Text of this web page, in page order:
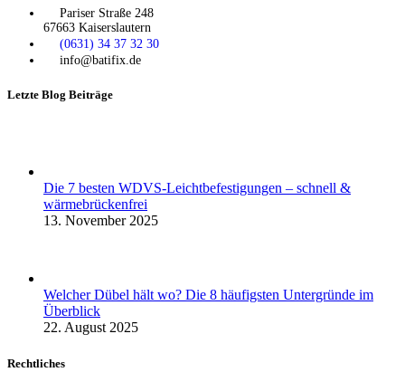
Pariser Straße 248
67663 Kaiserslautern
(0631) 34 37 32 30
info@batifix.de
Letzte Blog Beiträge
Die 7 besten WDVS-Leichtbefestigungen – schnell &
wärmebrückenfrei
13. November 2025
Welcher Dübel hält wo? Die 8 häufigsten Untergründe im
Überblick
22. August 2025
Rechtliches